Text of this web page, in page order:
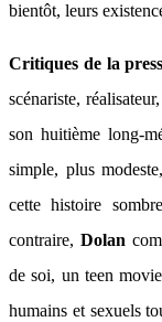
bientôt, leurs
Critiques de la
scénariste,
son huitième long-
simple, plus
cette histoire
contraire, Dolan
de soi, un teen
humains et sexuels